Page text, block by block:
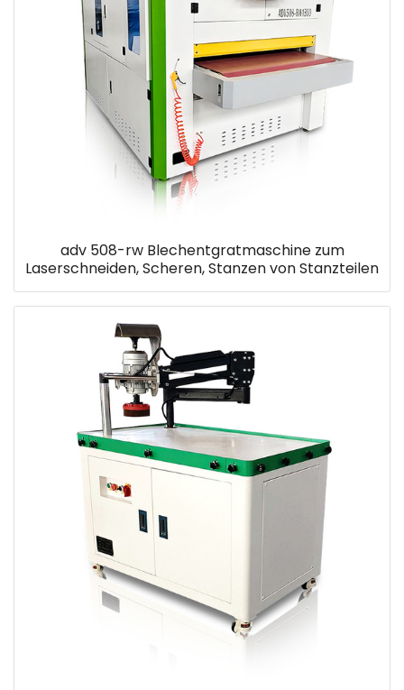
adv 508-rw Blechentgratmaschine zum
Laserschneiden, Scheren, Stanzen von Stanzteilen